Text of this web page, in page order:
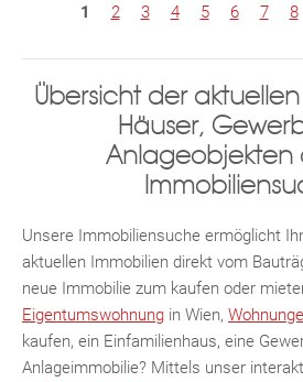
1 2 3 4 5 6 7 8
Übersicht der
Häuser,
Anlageobjekten
Unsere Immobiliensuche ermöglicht
aktuellen Immobilien direkt vom
neue Immobilie zum kaufen oder
Eigentumswohnung in Wien,
kaufen, ein Einfamilienhaus, eine
Anlageimmobilie? Mittels unser